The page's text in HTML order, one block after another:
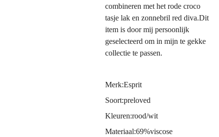
combineren met het rode croco
tasje lak en zonnebril red diva.Dit
item is door mij persoonlijk
geselecteerd om in mijn te gekke
collectie te passen.
Merk:Esprit
Soort:preloved
Kleuren:rood/wit
Materiaal:69%viscose